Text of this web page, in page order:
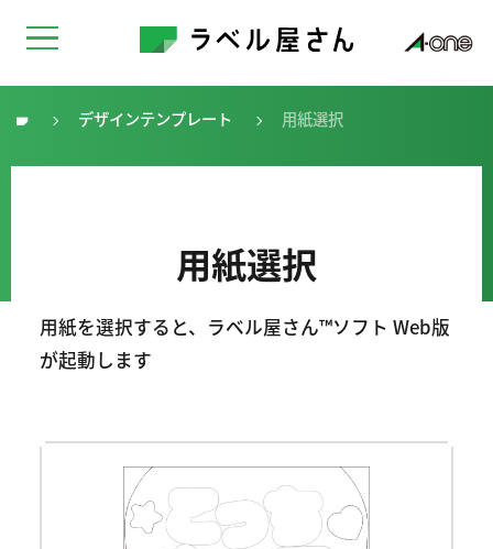
トップ デザインテンプレート 用紙選択
用紙選択
用紙を選択すると、ラベル屋さん™ソフト Web版
が起動します